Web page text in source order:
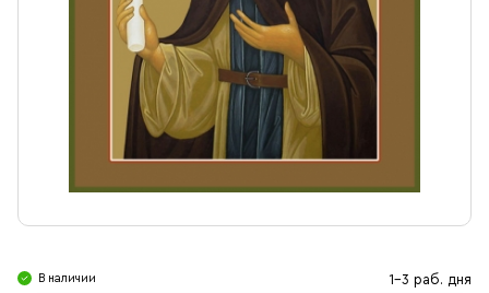
Ювелирные изделия
В наличии 1-3 раб. дня